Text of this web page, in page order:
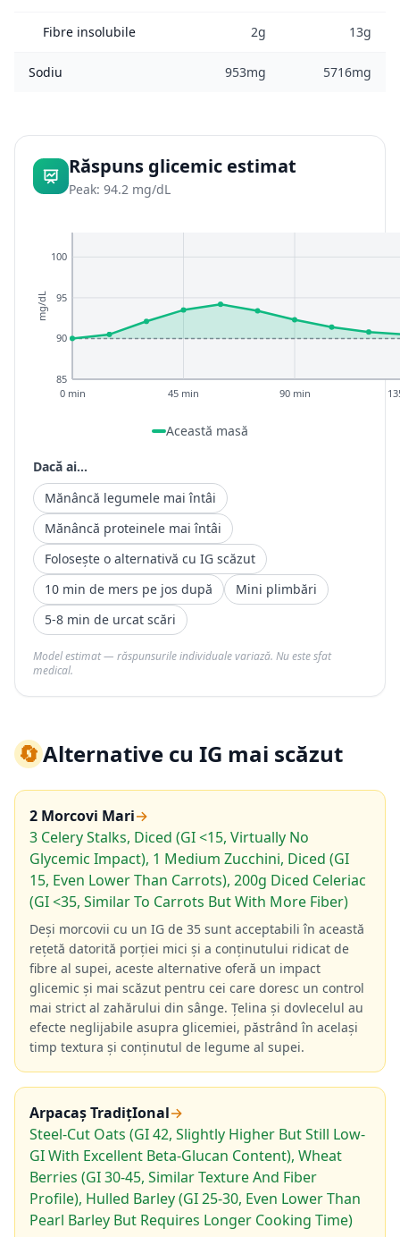
Fibre insolubile 2g 13g
Sodiu 953mg 5716mg
Răspuns glicemic estimat
Peak: 94.2 mg/dL
85
90
95
100
0 min 45 min 90 min
mg/dL
Această masă
Dacă ai...
Mănâncă legumele mai întâi
Mănâncă proteinele mai întâi
Folosește o alternativă cu IG scăzut
10 min de mers pe jos după
Mini plimbări
5-8 min de urcat scări
Model estimat — răspunsurile individuale variază. Nu este sfat
medical.
🔄Alternative cu IG mai scăzut
2 Morcovi Mari→
3 Celery Stalks, Diced (GI <15, Virtually No
Glycemic Impact), 1 Medium Zucchini, Diced (GI
15, Even Lower Than Carrots), 200g Diced Celeriac
(GI <35, Similar To Carrots But With More Fiber)
Deși morcovii cu un IG de 35 sunt acceptabili în această
rețetă datorită porției mici și a conținutului ridicat de
fibre al supei, aceste alternative oferă un impact
glicemic și mai scăzut pentru cei care doresc un control
mai strict al zahărului din sânge. Țelina și dovlecelul au
efecte neglijabile asupra glicemiei, păstrând în același
timp textura și conținutul de legume al supei.
Arpacaș TradițIonal→
Steel-Cut Oats (GI 42, Slightly Higher But Still Low-
GI With Excellent Beta-Glucan Content), Wheat
Berries (GI 30-45, Similar Texture And Fiber
Profile), Hulled Barley (GI 25-30, Even Lower Than
Pearl Barley But Requires Longer Cooking Time)